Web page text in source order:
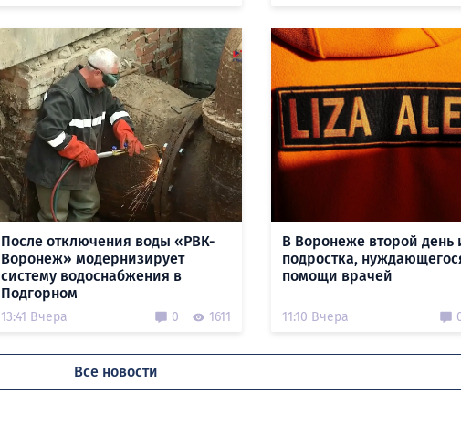
После отключения воды «РВК-
Воронеж» модернизирует
систему водоснабжения в
Подгорном
13:41 Вчера 0 1611
В Воронеже второй день
подростка,
помощи врачей
11:10 Вчера
Все новости